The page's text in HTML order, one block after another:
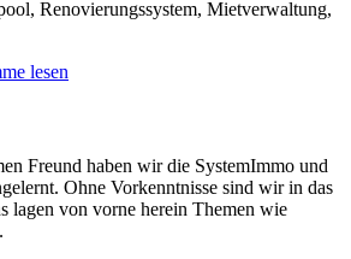
Renovierungssystem, Mietverwaltung,
lesen
Freund haben wir die SystemImmo und
Ohne Vorkenntnisse sind wir in das
lagen von vorne herein Themen wie